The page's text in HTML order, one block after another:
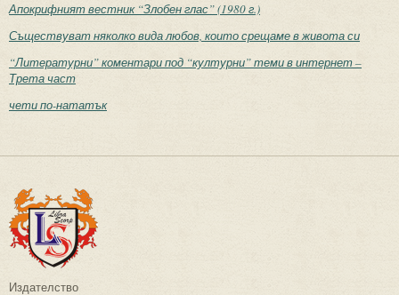
Апокрифният вестник “Злобен глас” (1980 г.)
Съществуват няколко вида любов, които срещаме в живота си
“Литературни” коментари под “културни” теми в интернет –
Трета част
чети по-нататък
Издателство